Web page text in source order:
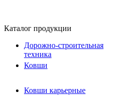
Каталог продукции
Дорожно-строительная
техника
Ковши
Ковши карьерные